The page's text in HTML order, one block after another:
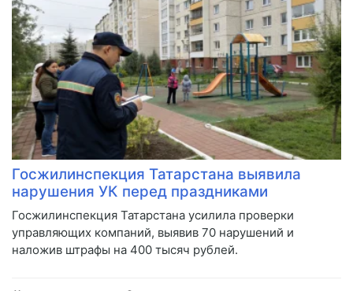
Госжилинспекция Татарстана выявила
нарушения УК перед праздниками
Госжилинспекция Татарстана усилила проверки
управляющих компаний, выявив 70 нарушений и
наложив штрафы на 400 тысяч рублей.